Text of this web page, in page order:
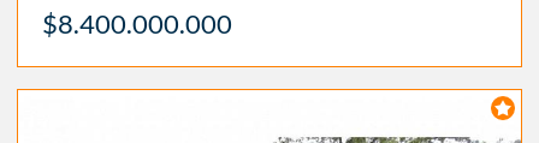
$8.400.000.000